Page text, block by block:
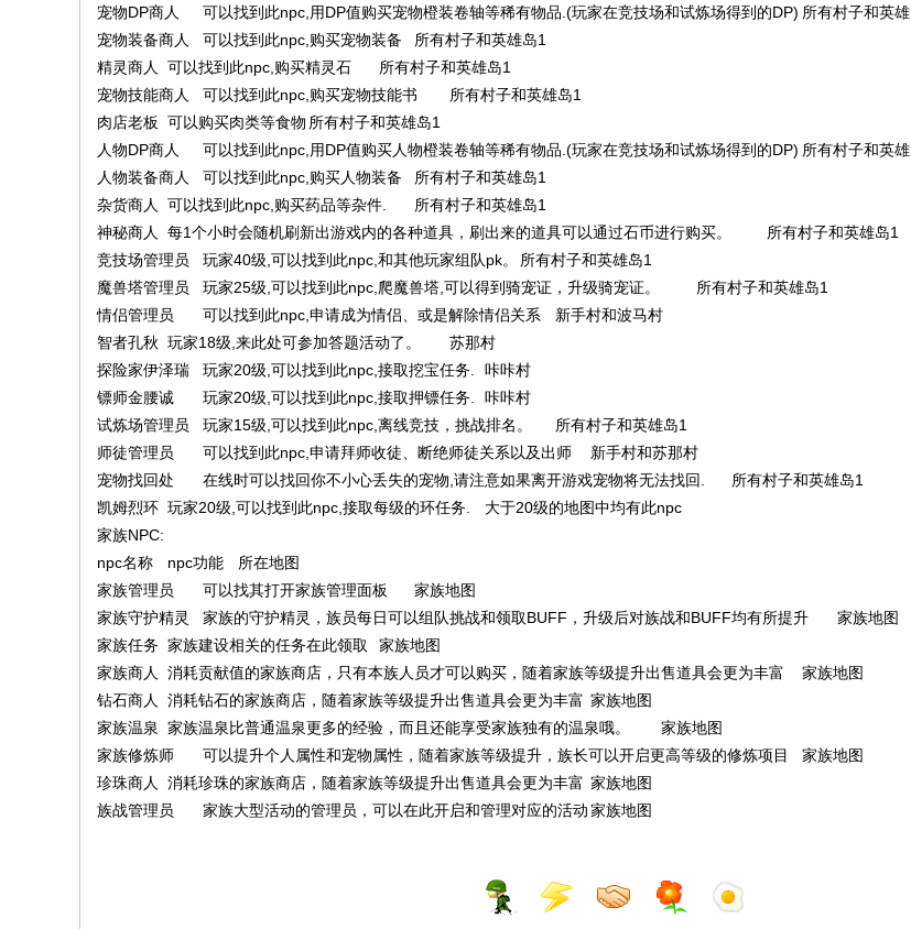
宠物DP商人
可以找到此npc,用DP值购买宠物橙装卷轴等稀有物品.(玩家在竞技场和试炼场得到的DP) 所有村子和英雄
宠物装备商人
可以找到此npc,购买宠物装备
所有村子和英雄岛1
精灵商人
可以找到此npc,购买精灵石
所有村子和英雄岛1
宠物技能商人
可以找到此npc,购买宠物技能书
所有村子和英雄岛1
肉店老板
可以购买肉类等食物 所有村子和英雄岛1
人物DP商人
可以找到此npc,用DP值购买人物橙装卷轴等稀有物品.(玩家在竞技场和试炼场得到的DP) 所有村子和英雄
人物装备商人
可以找到此npc,购买人物装备
所有村子和英雄岛1
杂货商人
可以找到此npc,购买药品等杂件.
所有村子和英雄岛1
神秘商人
每1个小时会随机刷新出游戏内的各种道具，刷出来的道具可以通过石币进行购买。
所有村子和英雄岛1
竞技场管理员
玩家40级,可以找到此npc,和其他玩家组队pk。
所有村子和英雄岛1
魔兽塔管理员
玩家25级,可以找到此npc,爬魔兽塔,可以得到骑宠证，升级骑宠证。
所有村子和英雄岛1
情侣管理员
可以找到此npc,申请成为情侣、或是解除情侣关系
新手村和波马村
智者孔秋 玩家18级,来此处可参加答题活动了。
苏那村
探险家伊泽瑞
玩家20级,可以找到此npc,接取挖宝任务.
咔咔村
镖师金腰诚
玩家20级,可以找到此npc,接取押镖任务.
咔咔村
试炼场管理员
玩家15级,可以找到此npc,离线竞技，挑战排名。
所有村子和英雄岛1
师徒管理员
可以找到此npc,申请拜师收徒、断绝师徒关系以及出师
新手村和苏那村
宠物找回处
在线时可以找回你不小心丢失的宠物,请注意如果离开游戏宠物将无法找回.
所有村子和英雄岛1
凯姆烈环 玩家20级,可以找到此npc,接取每级的环任务.
大于20级的地图中均有此npc
家族NPC:
npc名称
npc功能
所在地图
家族管理员
可以找其打开家族管理面板
家族地图
家族守护精灵
家族的守护精灵，族员每日可以组队挑战和领取BUFF，升级后对族战和BUFF均有所提升
家族地图
家族任务 家族建设相关的任务在此领取
家族地图
家族商人
消耗贡献值的家族商店，只有本族人员才可以购买，随着家族等级提升出售道具会更为丰富
家族地图
钻石商人
消耗钻石的家族商店，随着家族等级提升出售道具会更为丰富 家族地图
家族温泉
家族温泉比普通温泉更多的经验，而且还能享受家族独有的温泉哦。
家族地图
家族修炼师
可以提升个人属性和宠物属性，随着家族等级提升，族长可以开启更高等级的修炼项目
家族地图
珍珠商人
消耗珍珠的家族商店，随着家族等级提升出售道具会更为丰富 家族地图
族战管理员
家族大型活动的管理员，可以在此开启和管理对应的活动家族地图